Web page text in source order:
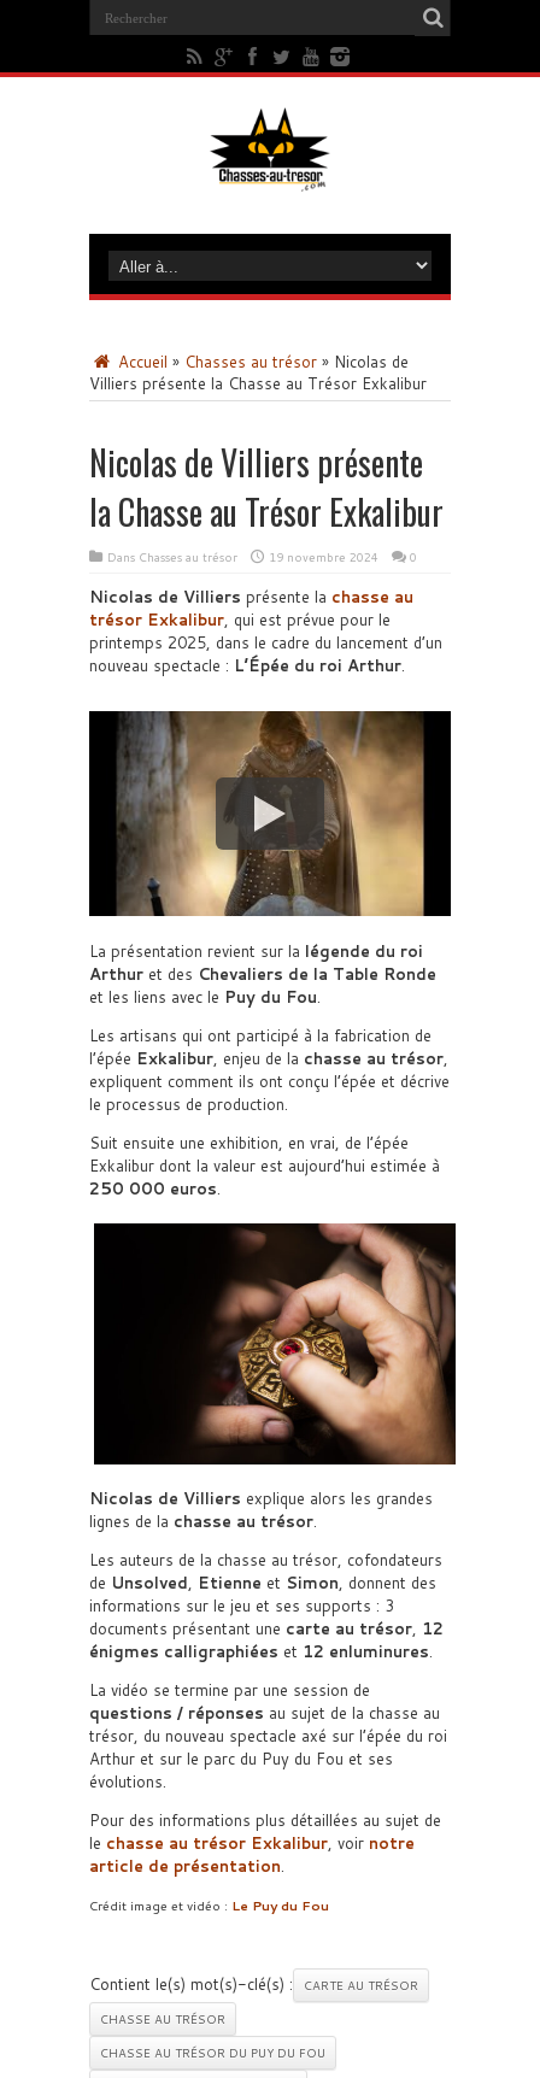
Accueil » Chasses au trésor » Nicolas de
Villiers présente la Chasse au Trésor Exkalibur
Nicolas de Villiers présente
la Chasse au Trésor Exkalibur
Dans Chasses au trésor 19 novembre 2024 0
Nicolas de Villiers présente la chasse au
trésor Exkalibur, qui est prévue pour le
printemps 2025, dans le cadre du lancement d’un
nouveau spectacle : L’Épée du roi Arthur.
La présentation revient sur la légende du roi
Arthur et des Chevaliers de la Table Ronde
et les liens avec le Puy du Fou.
Les artisans qui ont participé à la fabrication de
l’épée Exkalibur, enjeu de la chasse au trésor,
expliquent comment ils ont conçu l’épée et décrive
le processus de production.
Suit ensuite une exhibition, en vrai, de l’épée
Exkalibur dont la valeur est aujourd’hui estimée à
250 000 euros.
Nicolas de Villiers explique alors les grandes
lignes de la chasse au trésor.
Les auteurs de la chasse au trésor, cofondateurs
de Unsolved, Etienne et Simon, donnent des
informations sur le jeu et ses supports : 3
documents présentant une carte au trésor, 12
énigmes calligraphiées et 12 enluminures.
La vidéo se termine par une session de
questions / réponses au sujet de la chasse au
trésor, du nouveau spectacle axé sur l’épée du roi
Arthur et sur le parc du Puy du Fou et ses
évolutions.
Pour des informations plus détaillées au sujet de
le chasse au trésor Exkalibur, voir notre
article de présentation.
Crédit image et vidéo : Le Puy du Fou
Contient le(s) mot(s)-clé(s) :
CARTE AU TRÉSOR
CHASSE AU TRÉSOR
CHASSE AU TRÉSOR DU PUY DU FOU